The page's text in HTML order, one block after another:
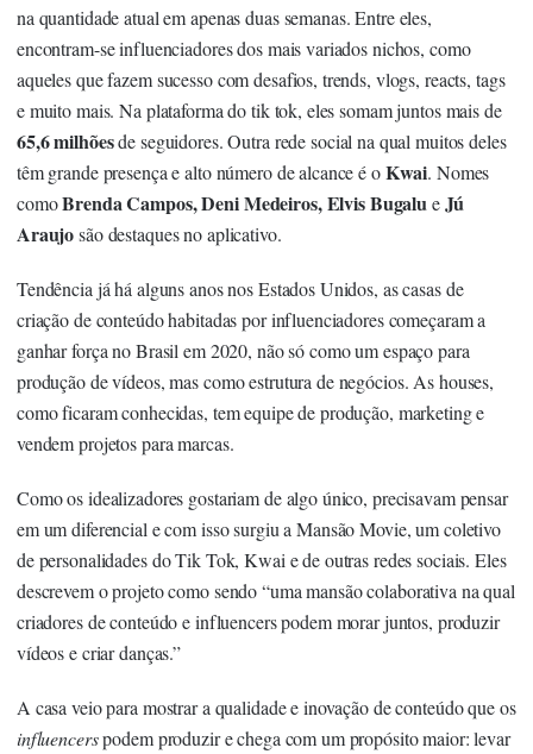
na quantidade atual em apenas duas semanas. Entre eles,
encontram-se influenciadores dos mais variados nichos, como
aqueles que fazem sucesso com desafios, trends, vlogs, reacts, tags
e muito mais. Na plataforma do tik tok, eles somam juntos mais de
65,6 milhõesde seguidores. Outra rede social na qual muitos deles
têm grande presença e alto número de alcance é oKwai. Nomes
comoBrenda Campos, Deni Medeiros, Elvis BugalueJú
Araujosão destaques no aplicativo.
Tendência já há alguns anos nos Estados Unidos, as casas de
criação de conteúdo habitadas por influenciadores começaram a
ganhar força no Brasil em 2020, não só como um espaço para
produção de vídeos, mas como estrutura de negócios. As houses,
como ficaram conhecidas, tem equipe de produção, marketing e
vendem projetos para marcas.
Como os idealizadores gostariam de algo único, precisavam pensar
em um diferencial e com isso surgiu a Mansão Movie, um coletivo
de personalidades do Tik Tok, Kwai e de outras redes sociais. Eles
descrevem o projeto como sendo “uma mansão colaborativa na qual
criadores de conteúdo e influencers podem morar juntos, produzir
vídeos e criar danças.”
A casa veio para mostrar a qualidade e inovação de conteúdo que os
influencerspodem produzir e chega com um propósito maior: levar